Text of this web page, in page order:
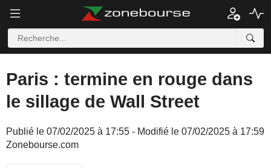
Paris : termine en rouge dans
le sillage de Wall Street
Publié le 07/02/2025 à 17:55 - Modifié le 07/02/2025 à 17:59
Zonebourse.com